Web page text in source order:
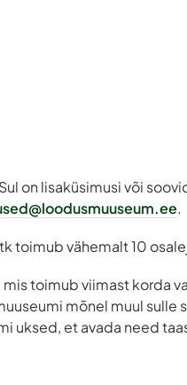
on lisaküsimusi või
.
toimub vähemalt 10
toimub viimast korda
mõnel muul sulle
uksed, et avada need